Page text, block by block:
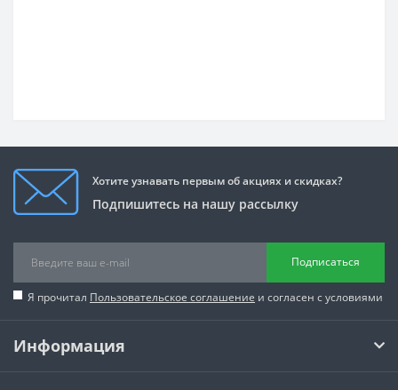
Хотите узнавать первым об акциях и скидках?
Подпишитесь на нашу рассылку
Подписаться
Я прочитал Пользовательское соглашение и согласен с условиями
Информация